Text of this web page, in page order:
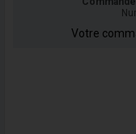
Votre